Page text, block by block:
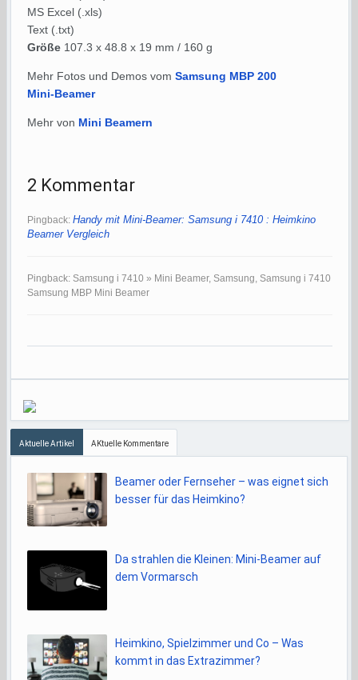
MS Excel (.xls)
Text (.txt)
Größe 107.3 x 48.8 x 19 mm / 160 g
Mehr Fotos und Demos vomSamsung MBP 200
Mini-Beamer
Mehr von Mini Beamern
2 Kommentar
Pingback:Handy mit Mini-Beamer: Samsung i 7410 : Heimkino
Beamer Vergleich
Pingback: Samsung i 7410 » Mini Beamer, Samsung, Samsung i 7410
Samsung MBP Mini Beamer
Aktuelle Artikel AKtuelle Kommentare
Beamer oder Fernseher – was eignet sich
besser für das Heimkino?
Da strahlen die Kleinen: Mini-Beamer auf
dem Vormarsch
Heimkino, Spielzimmer und Co – Was
kommt in das Extrazimmer?